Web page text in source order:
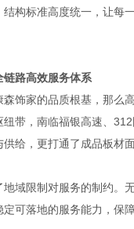
构标准高度统一，让每
链路高效服务体系
饰家的品质根基，那么
带，南临福银高速、
给，更打通了成品板材
域限制对服务的制约。
可落地的服务能力，保